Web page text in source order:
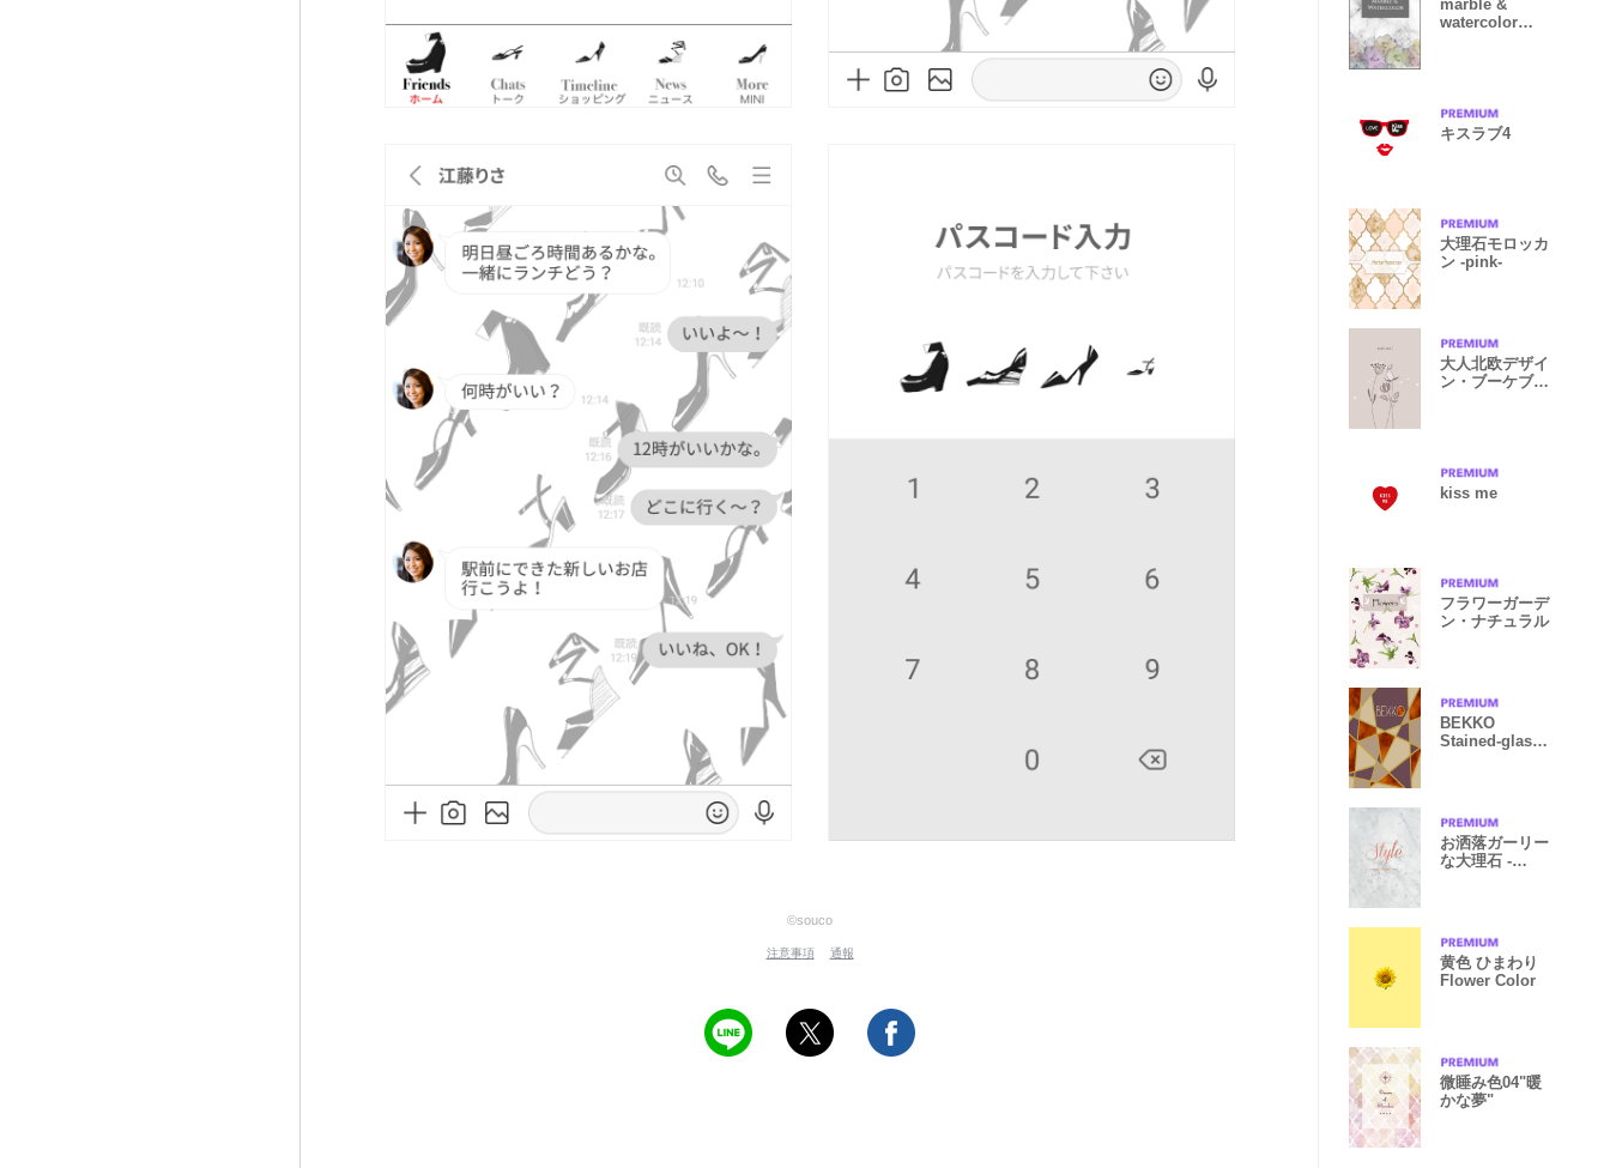
©souco
注意事項 通報
marble &
watercolor
キスラブ4
大理石モロッカ
ン -pink-
大人北欧デザイ
ン・ブーケブラ
kiss me
フラワーガーデ
ン・ナチュラル
BEKKO
Stained-glass
お洒落ガーリー
な大理石 -
黄色 ひまわり
Flower Color
微睡み色04"暖
かな夢"